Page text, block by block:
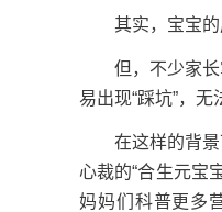
其实，宝宝的成
但，不少家长掌
易出现“踩坑”，无
在这样的背景下
心裁的“合生元宝
妈妈们科普更多